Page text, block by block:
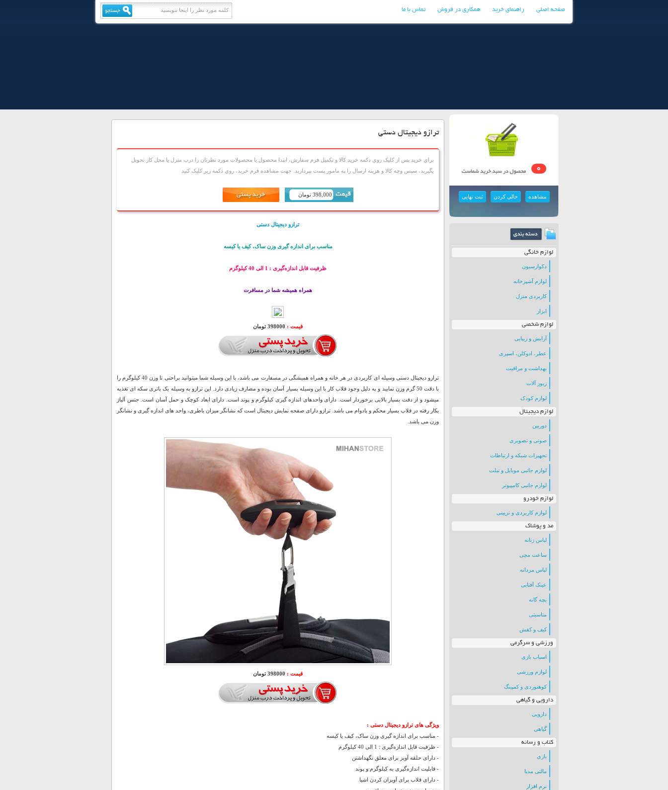
صفحه اصلی راهنمای خرید همکاری در فروش تماس با ما
0
مشاهده خالی کردن ثبت نهایی
لوازم خانگی
دکوارسیون
لوازم آشپزخانه
کاربردی منزل
ابزار
لوازم شخصی
آرایش و زیبایی
عطر، ادوکلن، اسپری
بهداشت و مراقبت
زیور آلات
لوازم کودک
لوازم دیجیتال
دوربین
صوتی و تصویری
تجهیزات شبکه و ارتباطات
لوازم جانبی موبایل و تبلت
لوازم جانبی کامپیوتر
لوازم خودرو
لوازم کاربردی و تزیینی
مد و پوشاک
لباس زنانه
ساعت مچی
لباس مردانه
عینک آفتابی
بچه گانه
مناسبتی
کیف و کفش
ورزشی و سرگرمی
اسباب بازی
لوازم ورزشی
کوهنوردی و کمپینگ
دارویی و گیاهی
دارویی
گیاهی
کتاب و رسانه
بازی
مالتی مدیا
نرم افزار
ترازو دیجیتال دستی
براي خريد پس از کليک روي دکمه خريد کالا و تکميل فرم سفارش، ابتدا محصول يا محصولات مورد نظرتان را درب منزل يا محل کار تحويل
بگيريد، سپس وجه کالا و هزينه ارسال را به مامور پست بپردازيد. جهت مشاهده فرم خريد، روي دکمه زير کليک کنيد
398,000 تومان
ترازو دیجیتال دستی
مناسب برای اندازه گیری وزن ساک، کیف یا کیسه
ظرفیت قابل اندازه‌گیری : 1 الی 40 کیلوگرم
همراه همیشه شما در مسافرت
قیمت : 398000 تومان
ترازو دیجیتال دستی وسیله ای کاربردی در هر خانه و همراه همیشگی در مسفارت می باشد، با این وسیله شما میتوانید براحتی تا وزن 40 کیلوگرم را
با دقت 50 گرم وزن نمایید و به دلیل وجود قلاب کار با این وسیله بسیار آسان بوده و مصارف زیادی دارد. این ترازو به وسیله یک باتری سکه ای تغذیه
میشود و از دقت بسیار بالایی برخوردار است. دارای واحدهای اندازه گیری کیلوگرم و پوند است. دارای ابعاد کوچک و حمل آسان است. جنس آلیاژ
بکار رفته در قلاب بسیار محکم و بادوام می باشد. ترازو دارای صفحه نمایش دیجیتال است که نشانگر میزان باطری، واحد های اندازه گیری و نشانگر
وزن می باشد.
قیمت : 398000 تومان
ویژگی های ترازو دیجیتال دستی :
- مناسب برای اندازه گیری وزن ساک، کیف یا کیسه
- ظرفیت قابل اندازه‌گیری : 1 الی 40 کیلوگرم
- دارای حلقه آویز برای معلق نگهداشتن
- قابلیت اندازه‌گیری به کیلوگرم و پوند
- دارای قلاب برای آویزان کردن اشیا